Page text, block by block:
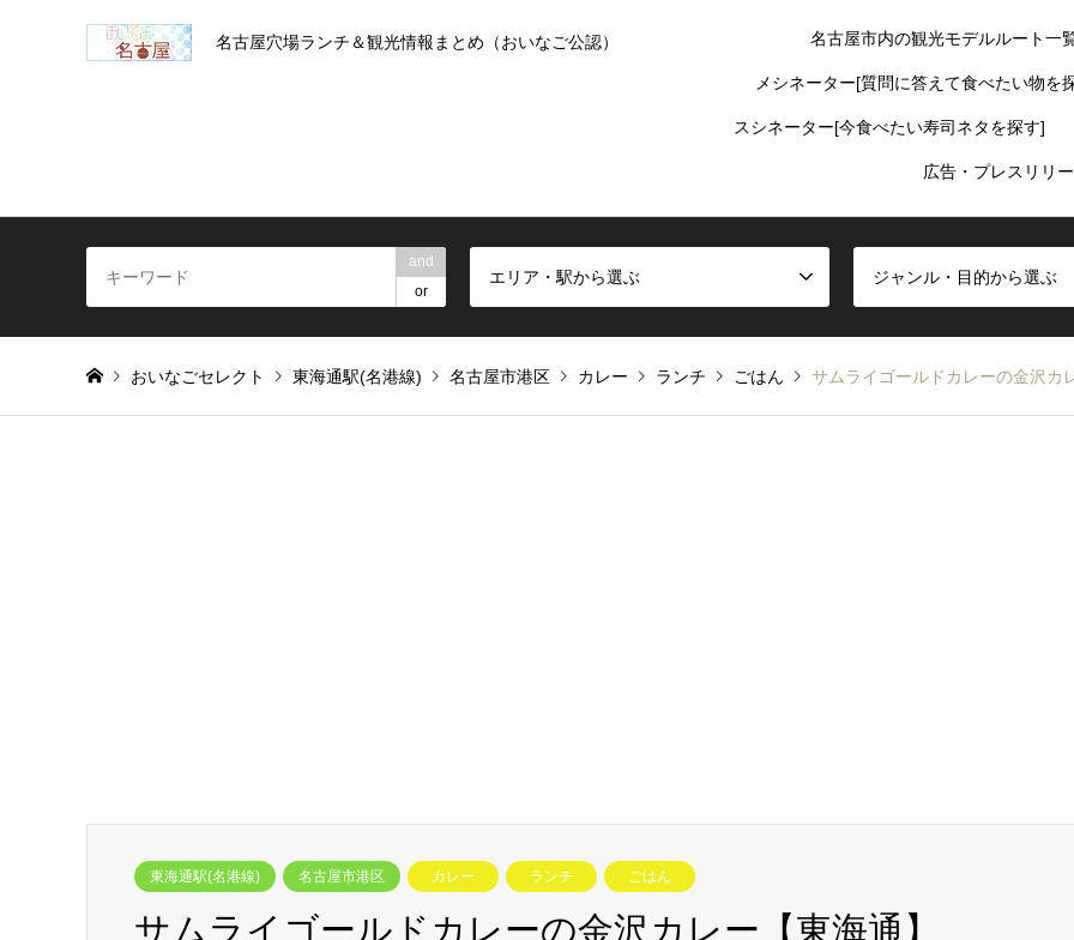
名古屋穴場ランチ＆観光情報まとめ（おいなご公認） 名古屋市内の観光モデルルート一
メシネーター[質問に答えて食べたい物を
スシネーター[今食べたい寿司ネタを探す]
広告・プレスリリ
and
or
エリア・駅から選ぶ ジャンル・目的から選ぶ
おいなごセレクト 東海通駅(名港線) 名古屋市港区 カレー ランチ ごはん サムライゴールドカレーの金沢カ
東海通駅(名港線) 名古屋市港区 カレー ランチ ごはん
サムライゴールドカレーの金沢カレー【東海通】